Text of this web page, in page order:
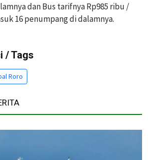
dan Bus tarifnya Rp985 ribu /
16 penumpang di dalamnya.
/ Tags
Roro